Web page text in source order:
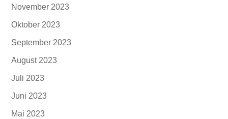
November 2023
Oktober 2023
September 2023
August 2023
Juli 2023
Juni 2023
Mai 2023